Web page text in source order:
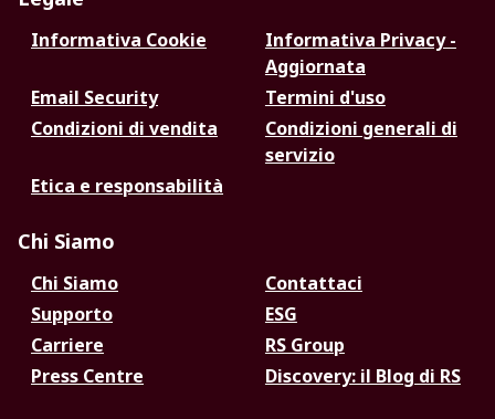
Informativa Cookie
Informativa Privacy -
Aggiornata
Email Security
Termini d'uso
Condizioni di vendita
Condizioni generali di
servizio
Etica e responsabilità
Chi Siamo
Chi Siamo
Contattaci
Supporto
ESG
Carriere
RS Group
Press Centre
Discovery: il Blog di RS